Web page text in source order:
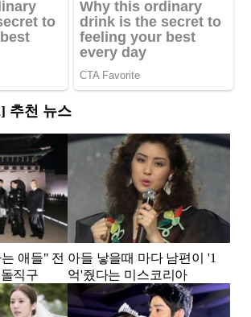
추천 뉴스
애들" 전
직구
아들 낳을때 마다 남편이 '1
억'줬다는 미스코리아